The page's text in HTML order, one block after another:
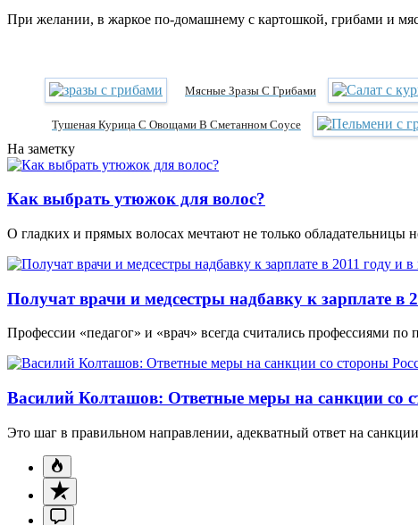
При желании, в жаркое по-домашнему с картошкой, грибами и
Мясные Зразы С Грибами
Тушеная Курица С Овощами В Сметанном Соусе
На заметку
Как выбрать утюжок для волос?
О гладких и прямых волосах мечтают не только
Получат врачи и медсестры надбавку к зарплате в
Профессии «педагог» и «врач» всегда считались профессиями
Василий Колташов: Ответные меры на санкции со
Это шаг в правильном направлении, адекватный ответ на